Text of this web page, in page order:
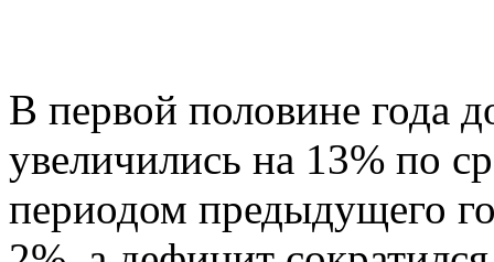
В первой половине года
увеличились на 13% по
периодом предыдущего